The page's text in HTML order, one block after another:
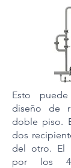
Esto
diseño de
doble piso.
dos
del otro. El
por los 4